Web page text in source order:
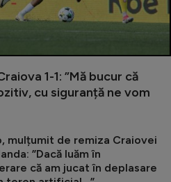
1-1: ”Mă bucur că
cu siguranță ne vom
mulțumit de remiza Craiovei
”Dacă luăm în
că am jucat în deplasare